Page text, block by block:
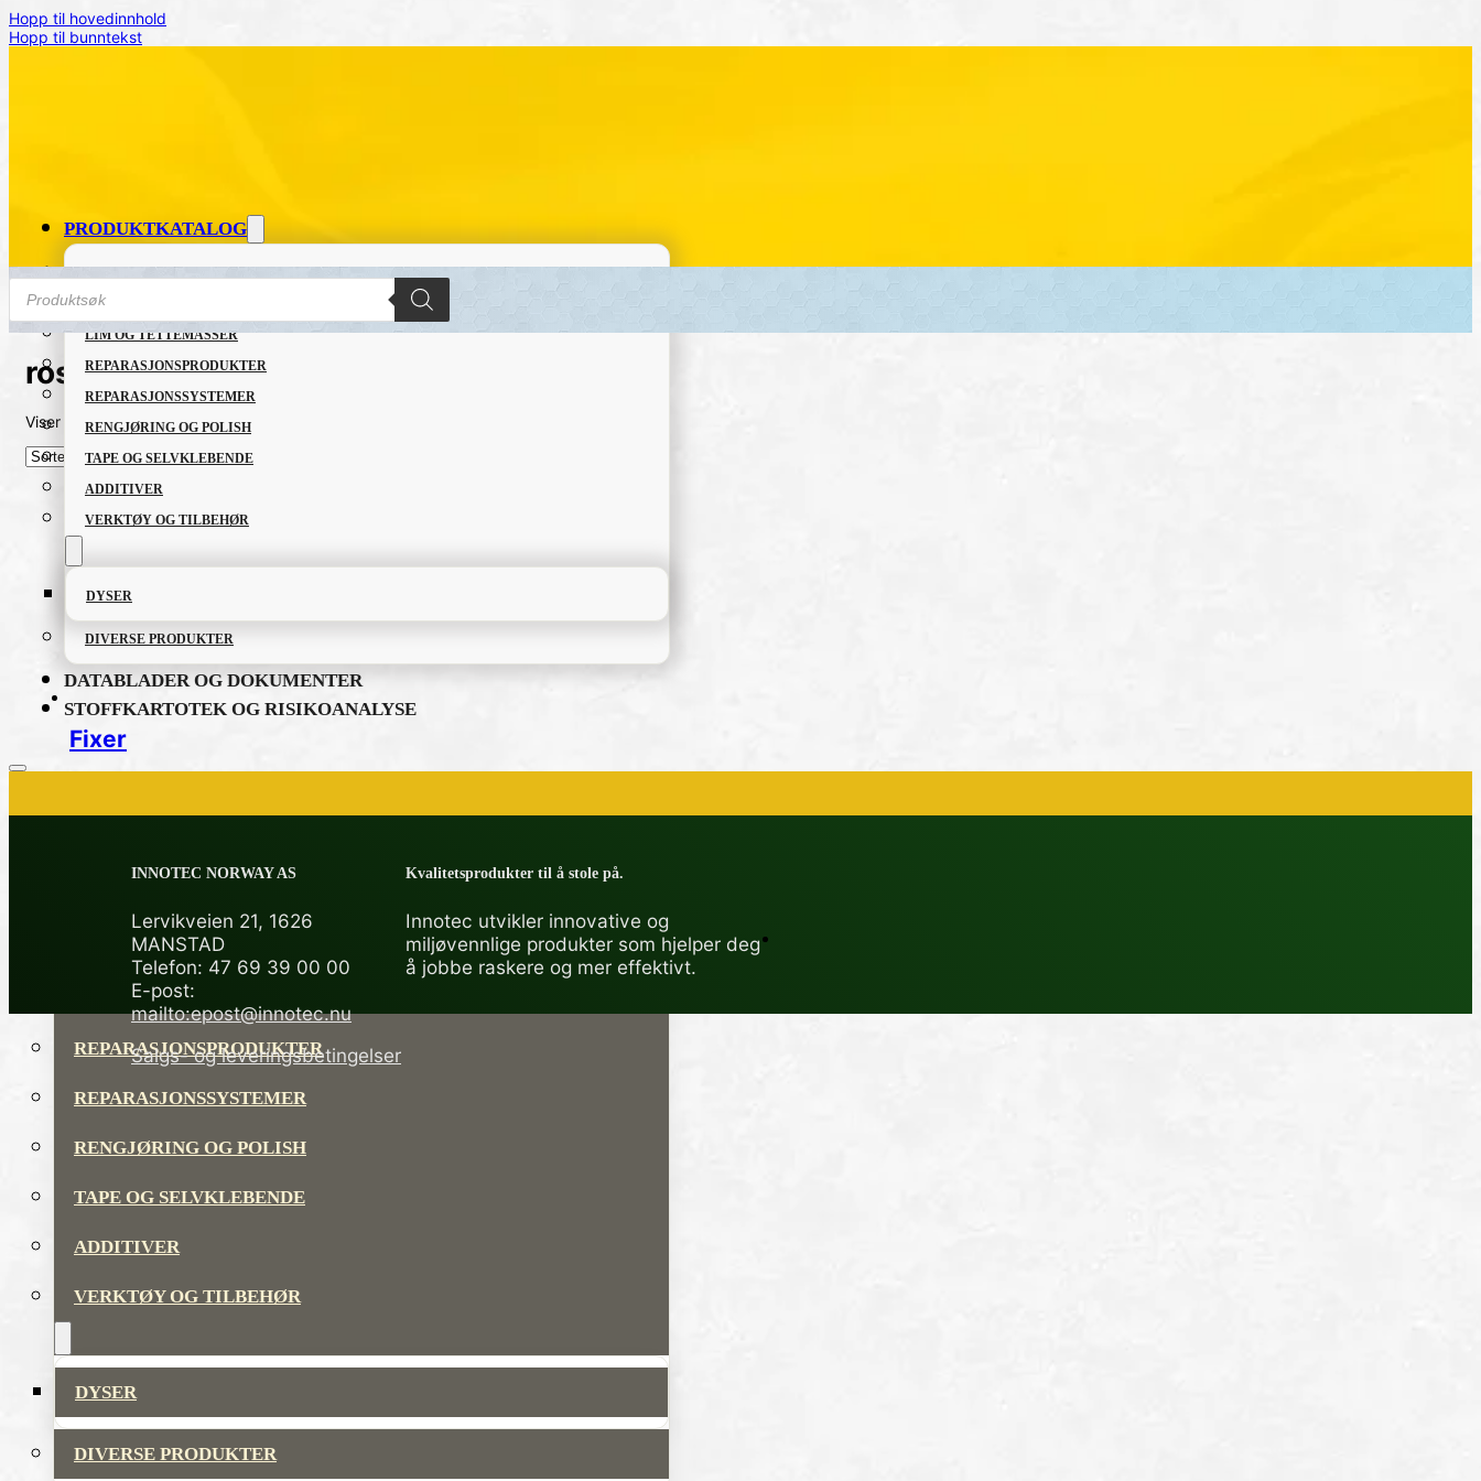
Hopp til hovedinnhold
Hopp til bunntekst
PRODUKTKATALOG
GRUNNING OG LAKK
LIM OG TETTEMASSER
REPARASJONSPRODUKTER
REPARASJONSSYSTEMER
RENGJØRING OG POLISH
TAPE OG SELVKLEBENDE
ADDITIVER
VERKTØY OG TILBEHØR
DYSER
DIVERSE PRODUKTER
DATABLADER OG DOKUMENTER
STOFFKARTOTEK OG RISIKOANALYSE
GRUNNING OG LAKK
LIM OG TETTEMASSER
REPARASJONSPRODUKTER
REPARASJONSSYSTEMER
RENGJØRING OG POLISH
TAPE OG SELVKLEBENDE
ADDITIVER
VERKTØY OG TILBEHØR
DYSER
DIVERSE PRODUKTER
Products
search
roser
Viser det ene resultatet
Fixer
INNOTEC NORWAY AS
Lervikveien 21, 1626
MANSTAD
Telefon: 47 69 39 00 00
E-post:
mailto:epost@innotec.nu
Salgs- og leveringsbetingelser
Kvalitetsprodukter til å stole på.
Innotec utvikler innovative og
miljøvennlige produkter som hjelper deg
å jobbe raskere og mer effektivt.